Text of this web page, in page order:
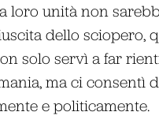
loro unità non
dello sciopero,
solo servì a far
ma ci consentì
e politicamente.